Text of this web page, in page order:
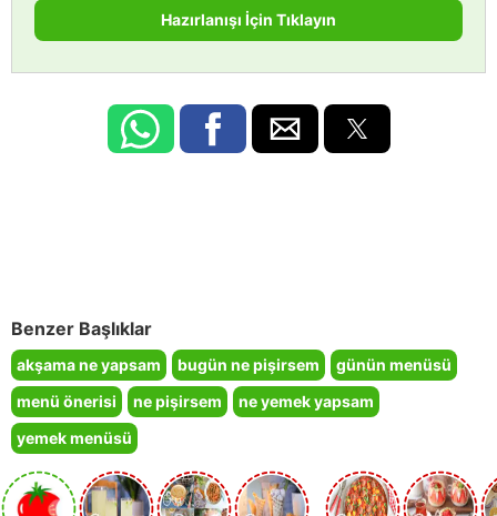
Hazırlanışı İçin Tıklayın
Benzer Başlıklar
akşama ne yapsam bugün ne pişirsem
günün menüsü
menü önerisi
ne pişirsem
ne yemek yapsam
yemek menüsü